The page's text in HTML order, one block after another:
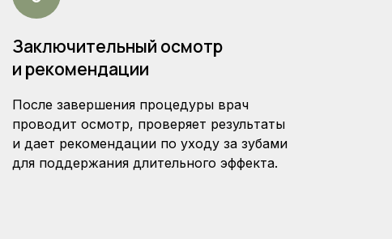
Заключительный осмотр
и рекомендации
После завершения процедуры врач
проводит осмотр, проверяет результаты
и дает рекомендации по уходу за зубами
для поддержания длительного эффекта.